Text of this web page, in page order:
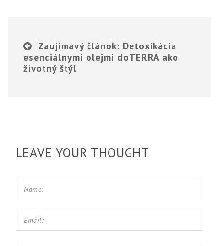
Zaujímavý článok: Detoxikácia
esenciálnymi olejmi doTERRA ako
životný štýl
LEAVE YOUR THOUGHT